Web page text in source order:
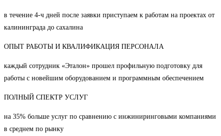
в течение 4-ч дней после заявки приступаем к работам на проектах от
калининграда до сахалина
ОПЫТ РАБОТЫ И КВАЛИФИКАЦИЯ ПЕРСОНАЛА
каждый сотрудник «Эталон» прошел профильную подготовку для
работы с новейшим оборудованием и программным обеспечением
ПОЛНЫЙ СПЕКТР УСЛУГ
на 35% больше услуг по сравнению с инжиниринговыми компаниями
в среднем по рынку